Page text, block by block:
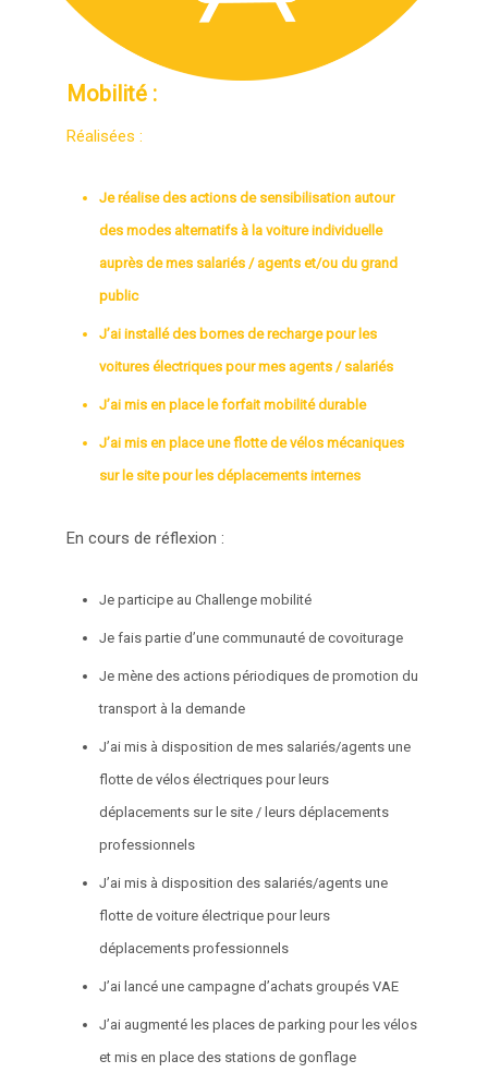
Mobilité :
Réalisées :
Je réalise des actions de sensibilisation autour
des modes alternatifs à la voiture individuelle
auprès de mes salariés / agents et/ou du grand
public
J’ai installé des bornes de recharge pour les
voitures électriques pour mes agents / salariés
J’ai mis en place le forfait mobilité durable
J’ai mis en place une flotte de vélos mécaniques
sur le site pour les déplacements internes
En cours de réflexion :
Je participe au Challenge mobilité
Je fais partie d’une communauté de covoiturage
Je mène des actions périodiques de promotion du
transport à la demande
J’ai mis à disposition de mes salariés/agents une
flotte de vélos électriques pour leurs
déplacements sur le site / leurs déplacements
professionnels
J’ai mis à disposition des salariés/agents une
flotte de voiture électrique pour leurs
déplacements professionnels
J’ai lancé une campagne d’achats groupés VAE
J’ai augmenté les places de parking pour les vélos
et mis en place des stations de gonflage